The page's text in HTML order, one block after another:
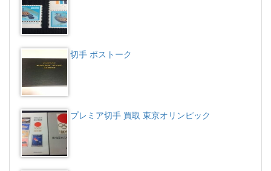
切手 ボストーク
プレミア切手 買取 東京オリンピック